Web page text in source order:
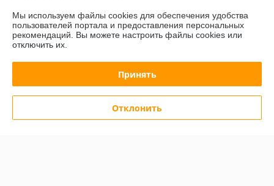
График работы
Полная версия сайта
Политика обработки cookies
Сайт создан на платформе Deal.by
Мы используем файлы cookies для обеспечения удобства
пользователей портала и предоставления персональных
рекомендаций. Вы можете настроить файлы cookies или
отключить их.
Принять
Отклонить